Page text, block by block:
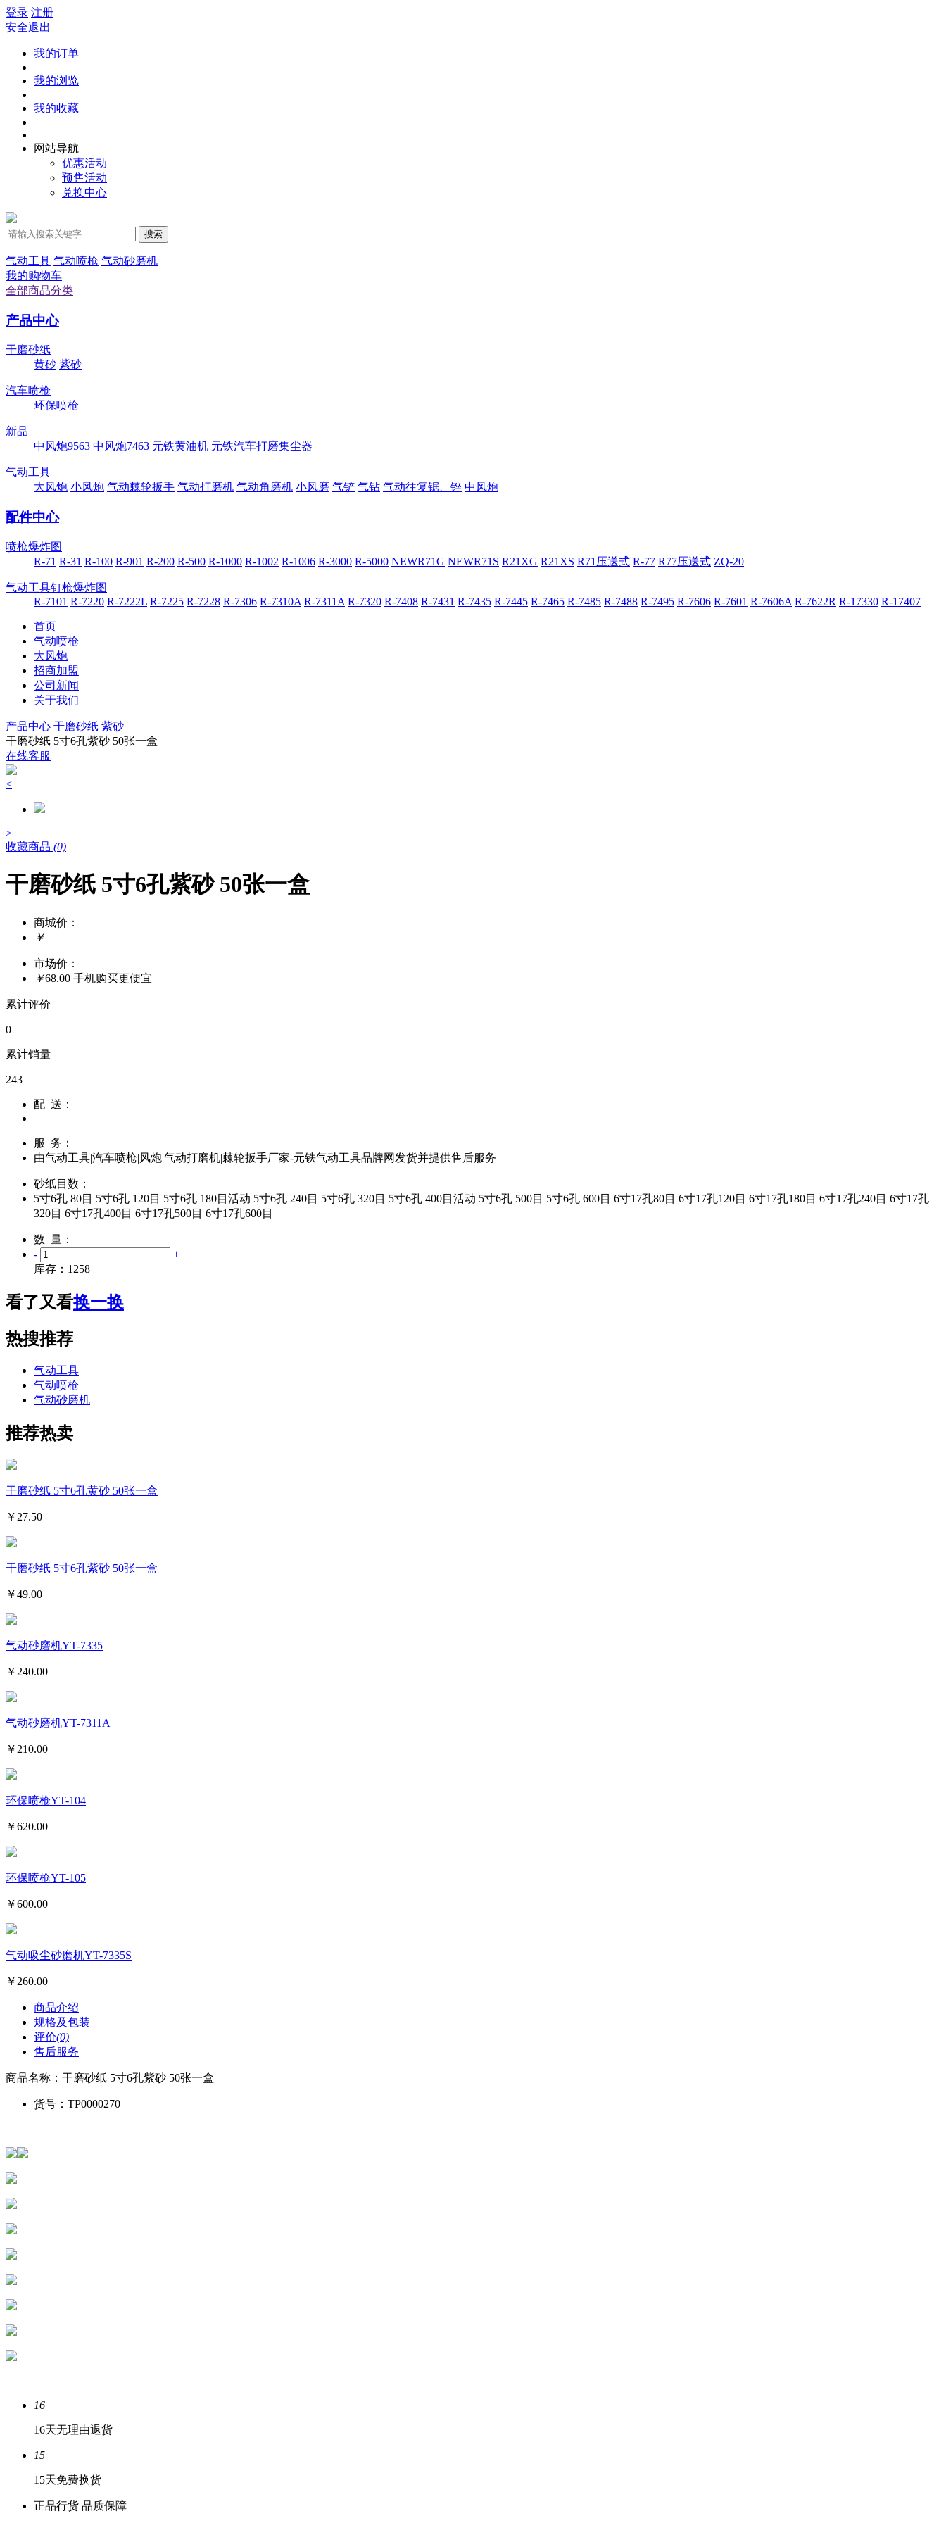
登录 注册
安全退出
我的订单
我的浏览
我的收藏
网站导航
优惠活动
预售活动
兑换中心
搜索
气动工具 气动喷枪 气动砂磨机
我的购物车
全部商品分类
产品中心
干磨砂纸
黄砂 紫砂
汽车喷枪
环保喷枪
新品
中风炮9563 中风炮7463 元铁黄油机 元铁汽车打磨集尘器
气动工具
大风炮 小风炮 气动棘轮扳手 气动打磨机 气动角磨机 小风磨 气铲 气钻 气动往复锯、锉 中风炮
配件中心
喷枪爆炸图
R-71 R-31 R-100 R-901 R-200 R-500 R-1000 R-1002 R-1006 R-3000 R-5000 NEWR71G NEWR71S R21XG R21XS R71压送式 R-77 R77压送式 ZQ-20
气动工具钉枪爆炸图
R-7101 R-7220 R-7222L R-7225 R-7228 R-7306 R-7310A R-7311A R-7320 R-7408 R-7431 R-7435 R-7445 R-7465 R-7485 R-7488 R-7495 R-7606 R-7601 R-7606A R-7622R R-17330 R-17407
首页
气动喷枪
大风炮
招商加盟
公司新闻
关于我们
产品中心 干磨砂纸 紫砂
干磨砂纸 5寸6孔紫砂 50张一盒
在线客服
<
>
收藏商品 (0)
干磨砂纸 5寸6孔紫砂 50张一盒
商城价：
￥
市场价：
￥68.00 手机购买更便宜
累计评价
0
累计销量
243
配 送：
服 务：
由气动工具|汽车喷枪|风炮|气动打磨机|棘轮扳手厂家-元铁气动工具品牌网 发货并提供售后服务
砂纸目数：
5寸6孔 80目 5寸6孔 120目 5寸6孔 180目活动 5寸6孔 240目 5寸6孔 320目 5寸6孔 400目活动 5寸6孔 500目 5寸6孔 600目 6寸17孔80目 6寸17孔120目 6寸17孔180目 6寸17孔240目 6寸17孔
320目 6寸17孔400目 6寸17孔500目 6寸17孔600目
数 量：
-
+
库存： 1258
看了又看换一换
热搜推荐
气动工具
气动喷枪
气动砂磨机
推荐热卖
干磨砂纸 5寸6孔黄砂 50张一盒
￥ 27.50
干磨砂纸 5寸6孔紫砂 50张一盒
￥49.00
气动砂磨机YT-7335
￥ 240.00
气动砂磨机YT-7311A
￥ 210.00
环保喷枪YT-104
￥620.00
环保喷枪YT-105
￥600.00
气动吸尘砂磨机YT-7335S
￥ 260.00
商品介绍
规格及包装
评价(0)
售后服务
商品名称： 干磨砂纸 5寸6孔紫砂 50张一盒
货号： TP0000270
16
16天无理由退货
15
15天免费换货
正品行货 品质保障